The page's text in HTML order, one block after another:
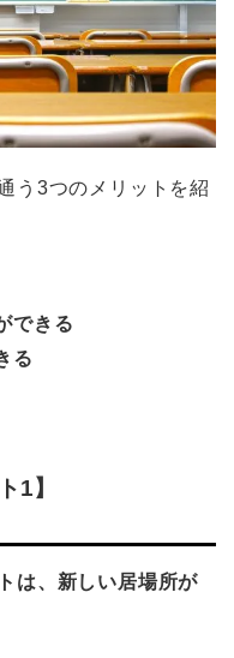
う3つのメリットを紹
できる
る
1】
は、新しい居場所が